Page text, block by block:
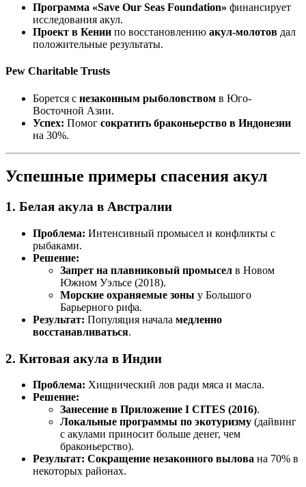
Программа «Save Our Seas Foundation» финансирует
исследования акул.
Проект в Кении по восстановлению акул-молотов дал
положительные результаты.
Pew Charitable Trusts
Борется с незаконным рыболовством в Юго-
Восточной Азии.
Успех: Помог сократить браконьерство в Индонезии
на 30%.
Успешные примеры спасения акул
1. Белая акула в Австралии
Проблема: Интенсивный промысел и конфликты с
рыбаками.
Решение:
Запрет на плавниковый промысел в Новом
Южном Уэльсе (2018).
Морские охраняемые зоны у Большого
Барьерного рифа.
Результат: Популяция начала медленно
восстанавливаться.
2. Китовая акула в Индии
Проблема: Хищнический лов ради мяса и масла.
Решение:
Занесение в Приложение I CITES (2016).
Локальные программы по экотуризму (дайвинг
с акулами приносит больше денег, чем
браконьерство).
Результат: Сокращение незаконного вылова на 70% в
некоторых районах.